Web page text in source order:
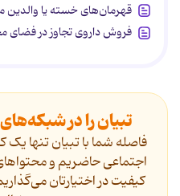
قهرمان‌های خسته یا والدین
فروش داروی تجاوز در فضای
تبیان را در
فاصله شما با تبیان تنها
اجتماعی حاضریم و
کیفیت در اختیارتان